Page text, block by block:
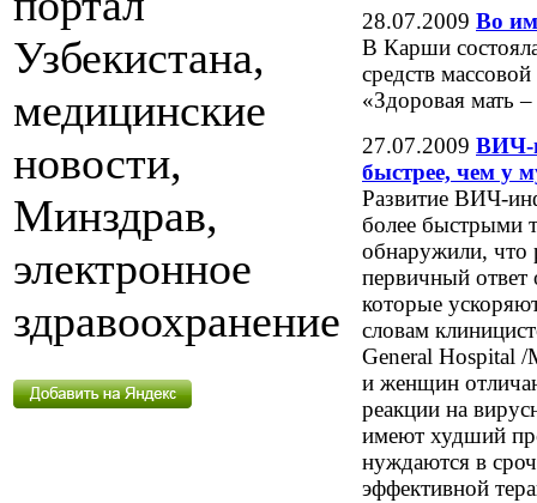
Узбекистана,
медицинские
новости,
Минздрав,
электронное
здравоохранение
28.07.2009 Во
В Карши
средств
«Здоровая мать
27.07.2009 ВИЧ-
быстрее, чем у
Развитие ВИЧ-
более быстрыми
обнаружили, что
первичный ответ
которые
словам
General
и женщин
реакции на
имеют худший
нуждаются в
эффективной